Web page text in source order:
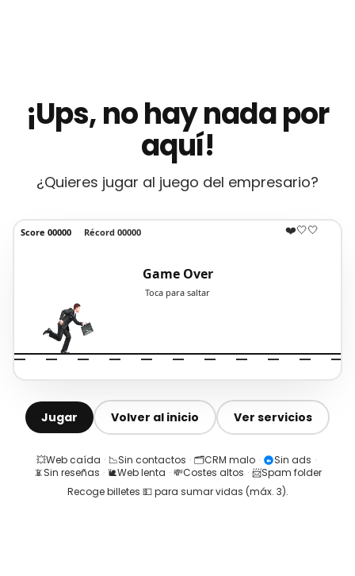
¡Ups, no hay nada por
aquí!
¿Quieres jugar al juego del empresario?
Jugar Volver al inicio Ver servicios
💥Web caída · 📉Sin contactos · 🗂️CRM malo · Sin ads ·
📵Sin reseñas · 🐌Web lenta · 💸Costes altos · 📨Spam folder
Recoge billetes 💵 para sumar vidas (máx. 3).